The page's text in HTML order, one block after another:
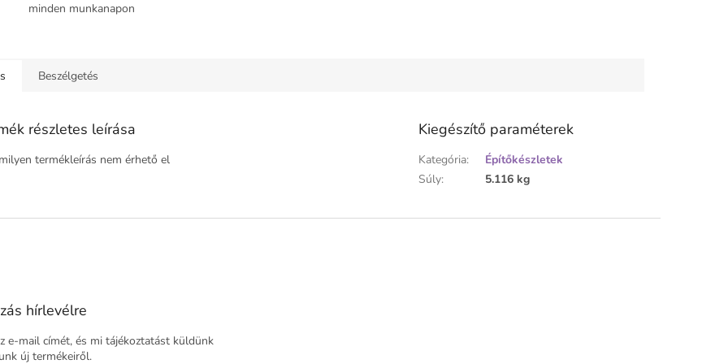
minden munkanapon
Beszélgetés
részletes leírása
termékleírás nem érhető el
Kiegészítő paraméterek
Kategória:
Építőkészletek
Súly: 5.116 kg
hírlevélre
e-mail címét, és mi tájékoztatást küldünk
új termékeiről.